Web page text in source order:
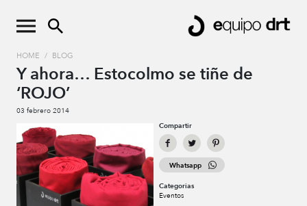
HOME / BLOG
Y ahora… Estocolmo se tiñe de
‘ROJO’
03 febrero 2014
Compartir
Whatsapp
Categorias
Eventos